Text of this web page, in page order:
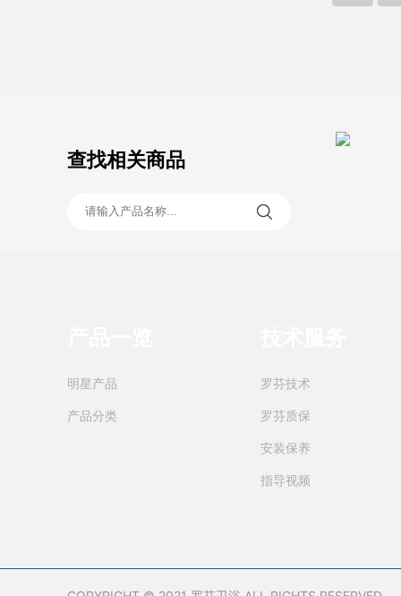
查找相关商品
明星产品
产品分类
罗芬技术
罗芬质保
安装保养
指导视频